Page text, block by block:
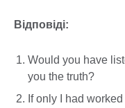
Відповіді:
Would you have
you the truth?
If only I had